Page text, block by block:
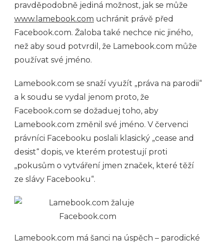
pravděpodobně jediná možnost, jak se může
www.lamebook.com uchránit právě před
Facebook.com. Žaloba také nechce nic jiného,
než aby soud potvrdil, že Lamebook.com může
používat své jméno.
Lamebook.com se snaží využít „práva na parodii“
a k soudu se vydal jenom proto, že
Facebook.com se dožaduej toho, aby
Lamebook.com změnil své jméno. V červenci
právníci Facebooku poslali klasický „cease and
desist“ dopis, ve kterém protestují proti
„pokusům o vytváření jmen značek, které těží
ze slávy Facebooku“.
Lamebook.com má šanci na úspěch – parodické